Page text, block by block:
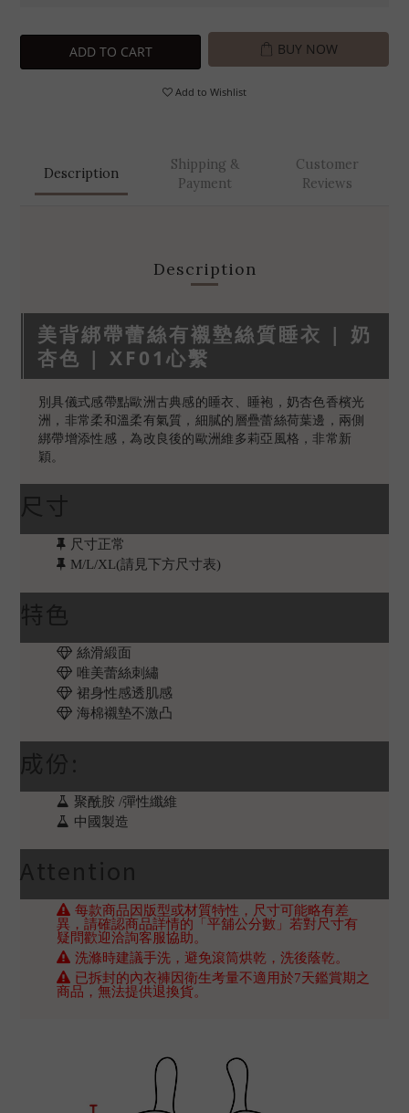
ADD TO CART BUY NOW
Add to Wishlist
Description
Shipping &
Payment
Customer
Reviews
Description
美背綁帶蕾絲有襯墊絲質睡衣 | 奶
杏色 | XF01心繫
別具儀式感帶點歐洲古典感的睡衣、睡袍，奶杏色香檳光
洲，非常柔和溫柔有氣質，細膩的層疊蕾絲荷葉邊，兩側
綁帶增添性感，為改良後的歐洲維多莉亞風格，非常新
穎。
尺寸
尺寸正常
M/L/XL(請見下方尺寸表)
特色
絲滑緞面
唯美蕾絲刺繡
裙身性感透肌感
海棉襯墊不激凸
成份:
聚酰胺 /彈性纖維
中國製造
Attention
每款商品因版型或材質特性，尺寸可能略有差
異，請確認商品詳情的「平舖公分數」若對尺寸有
疑問歡迎洽詢客服協助。
洗滌時建議手洗，避免滾筒烘乾，洗後蔭乾。
已拆封的內衣褲因衛生考量不適用於7天鑑賞期之
商品，無法提供退換貨。